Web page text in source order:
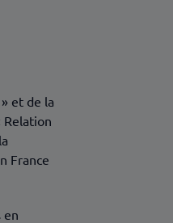
et de la
Relation
France
en